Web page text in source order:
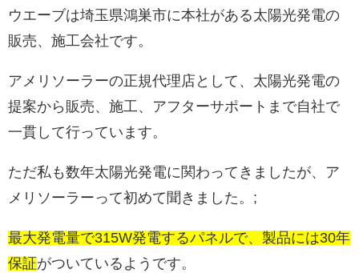
ウエーブは埼玉県鴻巣市に本社がある太陽光発電の
販売、施工会社です。
アメリソーラーの正規代理店として、太陽光発電の
提案から販売、施工、アフターサポートまで自社で
一貫して行っています。
ただ私も数年太陽光発電に関わってきましたが、ア
メリソーラーって初めて聞きました。;
最大発電量で315W発電するパネルで、製品には30年
保証がついているようです。